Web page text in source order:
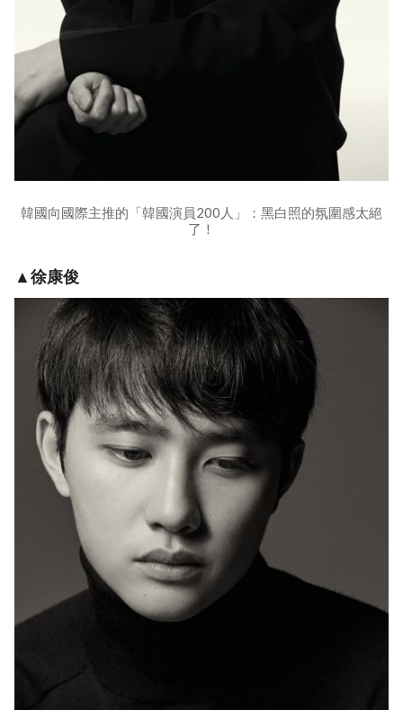
韓國向國際主推的「韓國演員200人」：黑白照的氛圍感太絕
了！
▲徐康俊